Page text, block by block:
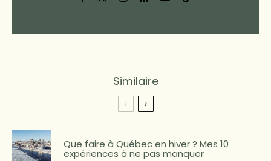
Similaire
Que faire à Québec en hiver ? Mes 10
expériences à ne pas manquer